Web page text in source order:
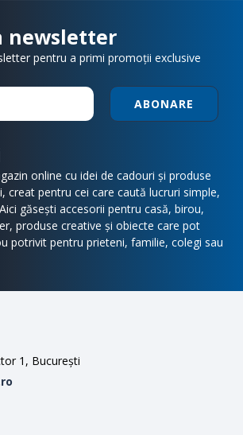
newsletter
pentru a primi promoții exclusive
ABONARE
online cu idei de cadouri și produse
creat pentru cei care caută lucruri simple,
găsești accesorii pentru casă, birou,
produse creative și obiecte care pot
potrivit pentru prieteni, familie, colegi sau
1, Bucureşti